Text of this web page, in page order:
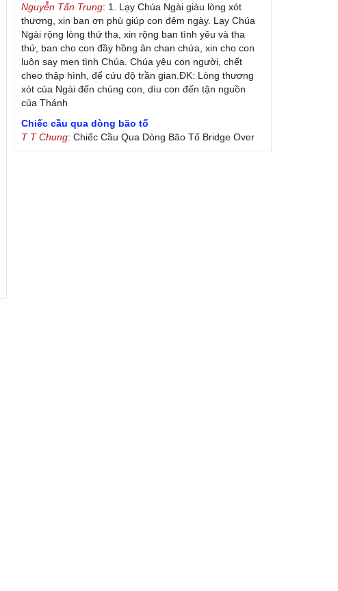
Nguyễn Tấn Trung: 1. Lạy Chúa Ngài giàu lòng xót
thương, xin ban ơn phù giúp con đêm ngày. Lạy Chúa
Ngài rộng lòng thứ tha, xin rộng ban tình yêu và tha
thứ, ban cho con đầy hồng ân chan chứa, xin cho con
luôn say men tình Chúa. Chúa yêu con người, chết
cheo thập hình, để cứu độ trần gian.ĐK: Lòng thương
xót của Ngài đến chúng con, dìu con đến tận nguồn
của Thánh
Chiếc cầu qua dòng bão tố
T T Chung: Chiếc Cầu Qua Dòng Bão Tố Bridge Over
Troubled Water by Simon & Garfunkel (Released